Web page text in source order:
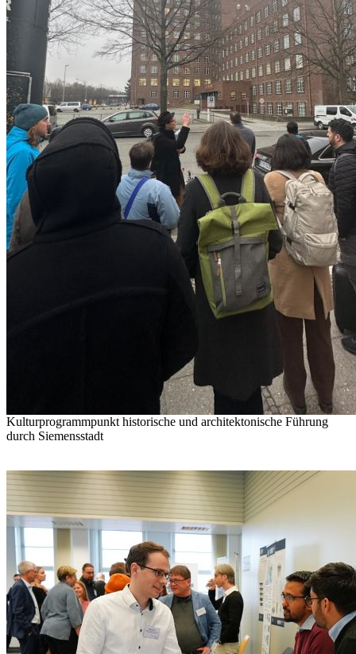
Kulturprogrammpunkt historische und architektonische Führung
durch Siemensstadt